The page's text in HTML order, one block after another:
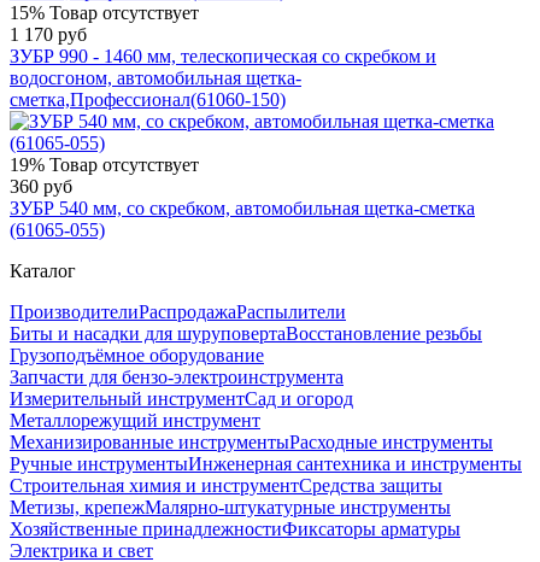
15% Товар отсутствует
1 170 руб
ЗУБР 990 - 1460 мм, телескопическая со скребком и
водосгоном, автомобильная щетка-
сметка,Профессионал(61060-150)
19% Товар отсутствует
360 руб
ЗУБР 540 мм, со скребком, автомобильная щетка-сметка
(61065-055)
Каталог
ПроизводителиРаспродажаРаспылители
Биты и насадки для шуруповертаВосстановление резьбы
Грузоподъёмное оборудование
Запчасти для бензо-электроинструмента
Измерительный инструментСад и огород
Металлорежущий инструмент
Механизированные инструментыРасходные инструменты
Ручные инструментыИнженерная сантехника и инструменты
Строительная химия и инструментСредства защиты
Метизы, крепежМалярно-штукатурные инструменты
Хозяйственные принадлежностиФиксаторы арматуры
Электрика и свет